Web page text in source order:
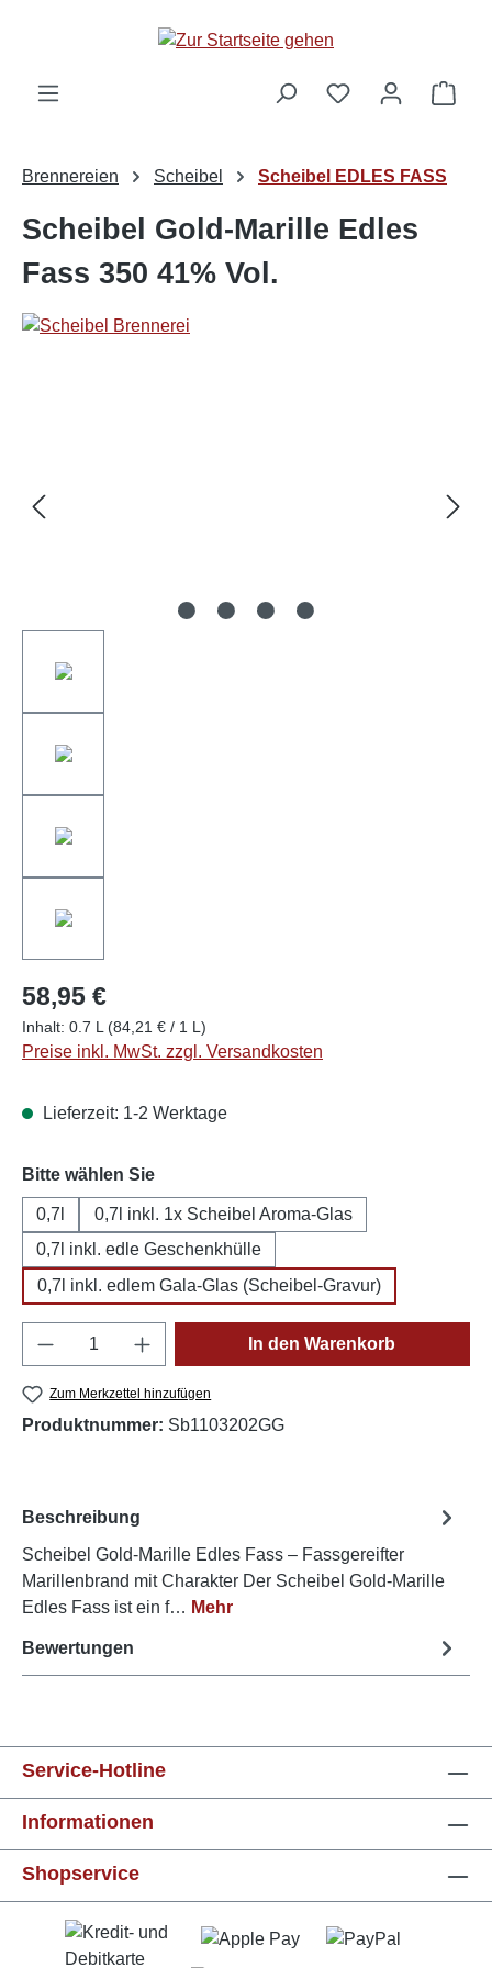
Brennereien Scheibel Scheibel EDLES FASS
Scheibel Gold-Marille Edles
Fass 350 41% Vol.
58,95 €
Inhalt: 0.7 L (84,21 € / 1 L)
Preise inkl. MwSt. zzgl. Versandkosten
Lieferzeit: 1-2 Werktage
Bitte wählen Sieauswählen
0,7l
0,7l inkl. 1x Scheibel Aroma-Glas
0,7l inkl. edle Geschenkhülle
0,7l inkl. edlem Gala-Glas (Scheibel-Gravur)
Produkt Anzahl: Gib den gewünschten
In den Warenkorb
Zum Merkzettel hinzufügen
Produktnummer: Sb1103202GG
Beschreibung
Scheibel Gold-Marille Edles Fass – Fassgereifter
Marillenbrand mit Charakter Der Scheibel Gold-Marille
Edles Fass ist ein f… Mehr
Bewertungen
Service-Hotline
Informationen
Shopservice